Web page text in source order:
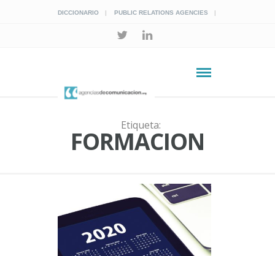
DICCIONARIO PUBLIC RELATIONS AGENCIES
Etiqueta:
FORMACION